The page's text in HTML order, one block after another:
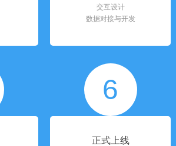
交互设计
数据对接与开发
6
正式上线